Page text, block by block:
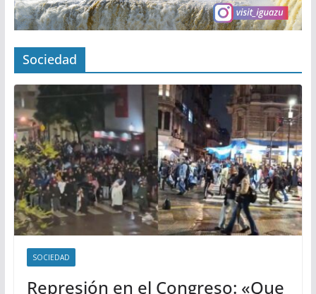
Sociedad
SOCIEDAD
Represión en el Congreso: «Que